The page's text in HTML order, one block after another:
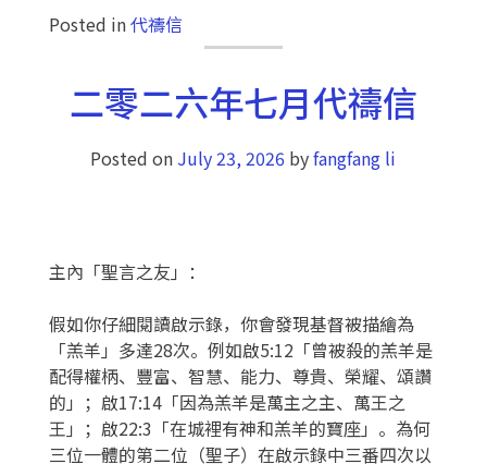
Posted in代禱信
二零二六年七月代禱信
Posted on July 23, 2026 byfangfang li
主內「聖言之友」：
假如你仔細閱讀啟示錄，你會發現基督被描繪為
「羔羊」多達28次。例如啟5:12「曾被殺的羔羊是
配得權柄、豐富、智慧、能力、尊貴、榮耀、頌讚
的」；啟17:14「因為羔羊是萬主之主、萬王之
王」；啟22:3「在城裡有神和羔羊的寶座」。為何
三位一體的第二位（聖子）在啟示錄中三番四次以